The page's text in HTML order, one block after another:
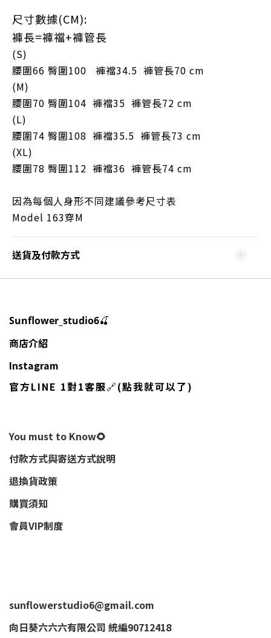
尺寸數據(CM):
褲長=褲襠+褲管長
(S)
腰圍66 臀圍100 褲襠34.5 褲管長70 cm
(M)
腰圍70 臀圍104 褲襠35 褲管長72 cm
(L)
腰圍74 臀圍108 褲襠35.5 褲管長73 cm
(XL)
腰圍78 臀圍112 褲襠36 褲管長74 cm
因為每個人身形不同建議參考尺寸表
Model 163穿M
送貨及付款方式
Sunflower_studio6🍒
商店介紹
Instagram
官方LINE 1對1客服🔗(點我就可以了)
You must to Know🌻
付款方式與寄送方式說明
退換貨政策
購買須知
會員VIP制度
sunflowerstudio6@gmail.com
向日葵六六六有限公司 統編90712418